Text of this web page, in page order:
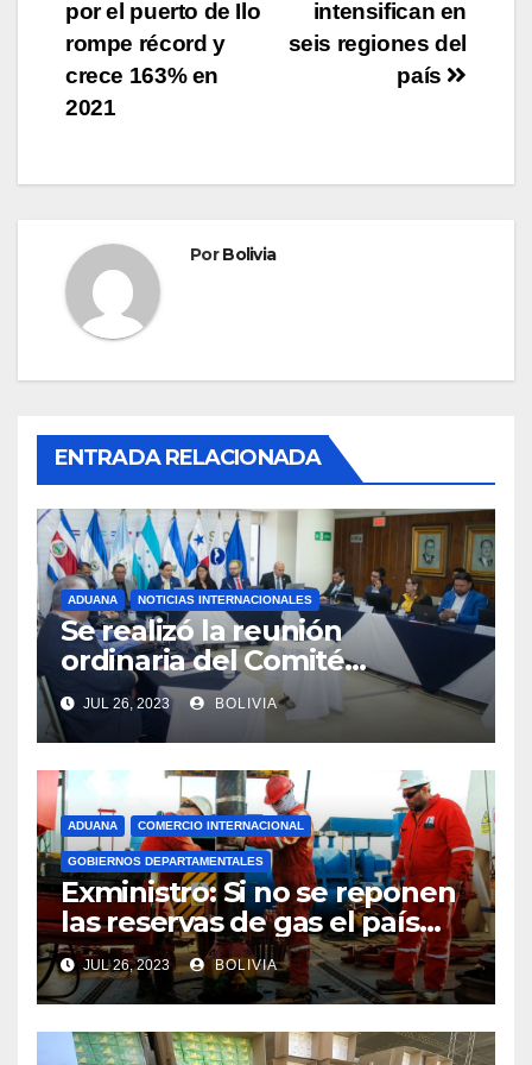
intensifican en
seis regiones del
país
por el puerto de Ilo
rompe récord y
crece 163% en
2021
PorBolivia
ENTRADA RELACIONADA
ADUANA NOTICIAS INTERNACIONALES
Se realizó la reunión
ordinaria del Comité
Aduanero Centroamericano
JUL 26, 2023 BOLIVIA
ADUANA COMERCIO INTERNACIONAL
GOBIERNOS DEPARTAMENTALES
Exministro: Si no se reponen
las reservas de gas el país
comenzará a importar con un
millonario presupuesto
JUL 26, 2023 BOLIVIA